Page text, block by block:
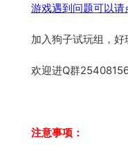
游戏遇到问题可以请
加入狗子试玩组，好
欢迎进Q群
注意事项：